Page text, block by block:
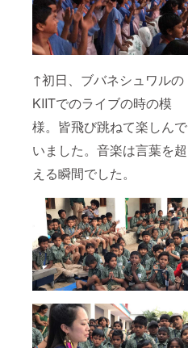
↑初日、ブバネシュワルの
KIITでのライブの時の模
様。皆飛び跳ねて楽しんで
いました。音楽は言葉を超
える瞬間でした。